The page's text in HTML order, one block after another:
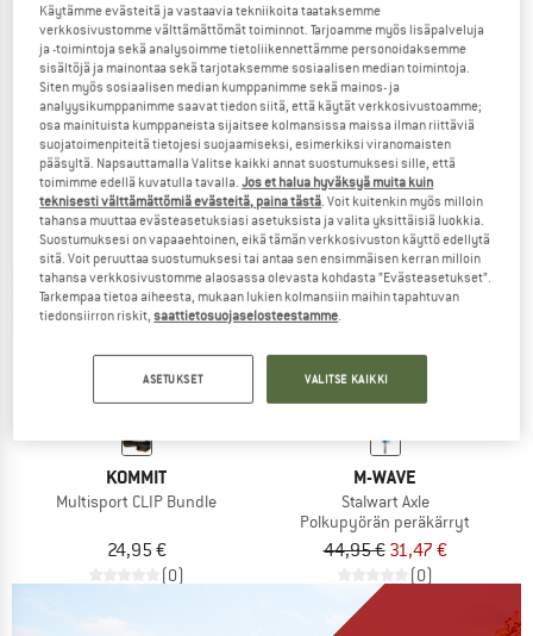
KOMMIT
Bike Bungee
24,95 €
5,0(3)
KOMMIT
Bike MOUNT Bundle
24,95 €
(0)
KOMMIT
Multisport CLIP Bundle
24,95 €
(0)
30%
M-WAVE
Stalwart Axle
Polkupyörän peräkärryt
44,95 € 31,47 €
(0)
Käytämme evästeitä ja vastaavia tekniikoita taataksemme
verkkosivustomme välttämättömät toiminnot. Tarjoamme myös lisäpalveluja
ja -toimintoja sekä analysoimme tietoliikennettämme personoidaksemme
sisältöjä ja mainontaa sekä tarjotaksemme sosiaalisen median toimintoja.
Siten myös sosiaalisen median kumppanimme sekä mainos- ja
analyysikumppanimme saavat tiedon siitä, että käytät verkkosivustoamme;
osa mainituista kumppaneista sijaitsee kolmansissa maissa ilman riittäviä
suojatoimenpiteitä tietojesi suojaamiseksi, esimerkiksi viranomaisten
pääsyltä. Napsauttamalla Valitse kaikki annat suostumuksesi sille, että
toimimme edellä kuvatulla tavalla.Jos et halua hyväksyä muita kuin
teknisesti välttämättömiä evästeitä, paina tästä. Voit kuitenkin myös milloin
tahansa muuttaa evästeasetuksiasi asetuksista ja valita yksittäisiä luokkia.
Suostumuksesi on vapaaehtoinen, eikä tämän verkkosivuston käyttö edellytä
sitä. Voit peruuttaa suostumuksesi tai antaa sen ensimmäisen kerran milloin
tahansa verkkosivustomme alaosassa olevasta kohdasta ”Evästeasetukset”.
Tarkempaa tietoa aiheesta, mukaan lukien kolmansiin maihin tapahtuvan
tiedonsiirron riskit,saattietosuojaselosteestamme.
ASETUKSET VALITSE KAIKKI